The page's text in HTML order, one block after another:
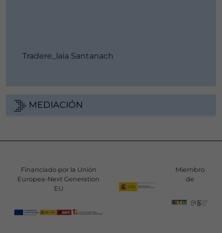
Tradere_laia Santanach
MEDIACIÓN
Financiado por la Unión
Europea-Next Generation
EU
Miembro
de